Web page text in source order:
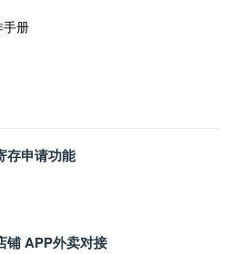
手册
存申请功能
铺 APP外卖对接